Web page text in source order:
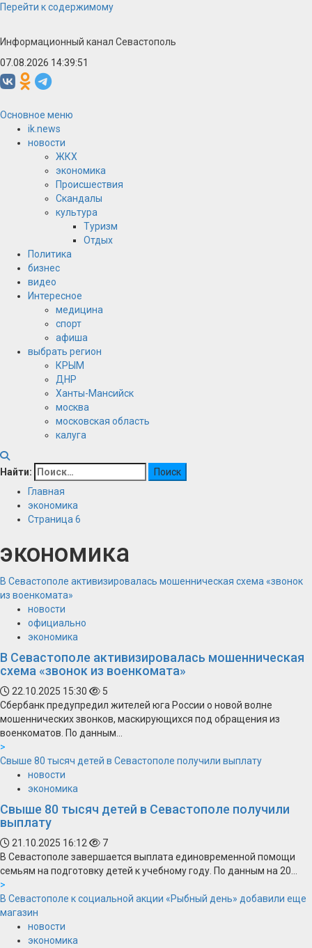
Перейти к содержимому
Информационный канал Севастополь
07.08.2026 14:39:52
Основное меню
ik.news
новости
ЖКХ
экономика
Происшествия
Скандалы
культура
Туризм
Отдых
Политика
бизнес
видео
Интересное
медицина
спорт
афиша
выбрать регион
КРЫМ
ДНР
Ханты-Мансийск
москва
московская область
калуга
Найти:
Главная
экономика
Страница 6
экономика
В Севастополе активизировалась мошенническая схема «звонок
из военкомата»
новости
официально
экономика
В Севастополе активизировалась мошенническая
схема «звонок из военкомата»
22.10.2025 15:30
5
Сбербанк предупредил жителей юга России о новой волне
мошеннических звонков, маскирующихся под обращения из
военкоматов. По данным...
>
Свыше 80 тысяч детей в Севастополе получили выплату
новости
экономика
Свыше 80 тысяч детей в Севастополе получили
выплату
21.10.2025 16:12
7
В Севастополе завершается выплата единовременной помощи
семьям на подготовку детей к учебному году. По данным на 20...
>
В Севастополе к социальной акции «Рыбный день» добавили еще
магазин
новости
экономика